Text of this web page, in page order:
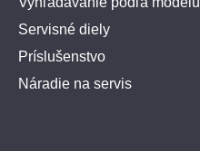
Servisné diely
Príslušenstvo
Náradie na servis